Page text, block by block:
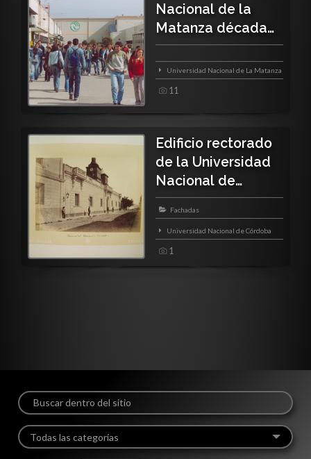
Nacional de la
Matanza década
de 1990...
Universidad Nacional de La Matanza
11
Edificio rectorado
de la Universidad
Nacional de
Córdoba
Fachadas
Universidad Nacional de Córdoba
1
Todas las categorías